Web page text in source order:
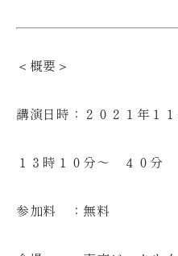
＜概要＞
講演日時：２０２１年１１
１３時１０分～ ４０分
参加料 ：無料